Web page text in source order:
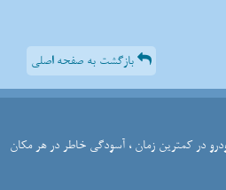
بازگشت به صفحه اصلی
در کمترین زمان ، آسودگی خاطر در هر مکان